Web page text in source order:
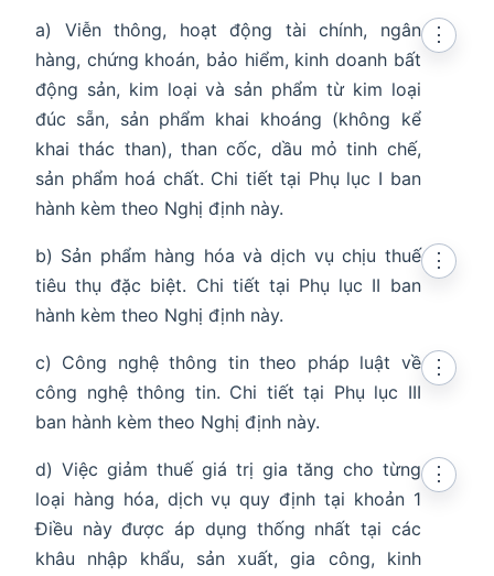
a) Viễn thông, hoạt động tài chính, ngân
hàng, chứng khoán, bảo hiểm, kinh doanh bất
động sản, kim loại và sản phẩm từ kim loại
đúc sẵn, sản phẩm khai khoáng (không kể
khai thác than), than cốc, dầu mỏ tinh chế,
sản phẩm hoá chất. Chi tiết tại Phụ lục I ban
hành kèm theo Nghị định này.
⋮
b) Sản phẩm hàng hóa và dịch vụ chịu thuế
tiêu thụ đặc biệt. Chi tiết tại Phụ lục II ban
hành kèm theo Nghị định này.
⋮
c) Công nghệ thông tin theo pháp luật về
công nghệ thông tin. Chi tiết tại Phụ lục III
ban hành kèm theo Nghị định này.
⋮
d) Việc giảm thuế giá trị gia tăng cho từng
loại hàng hóa, dịch vụ quy định tại khoản 1
Điều này được áp dụng thống nhất tại các
khâu nhập khẩu, sản xuất, gia công, kinh
⋮